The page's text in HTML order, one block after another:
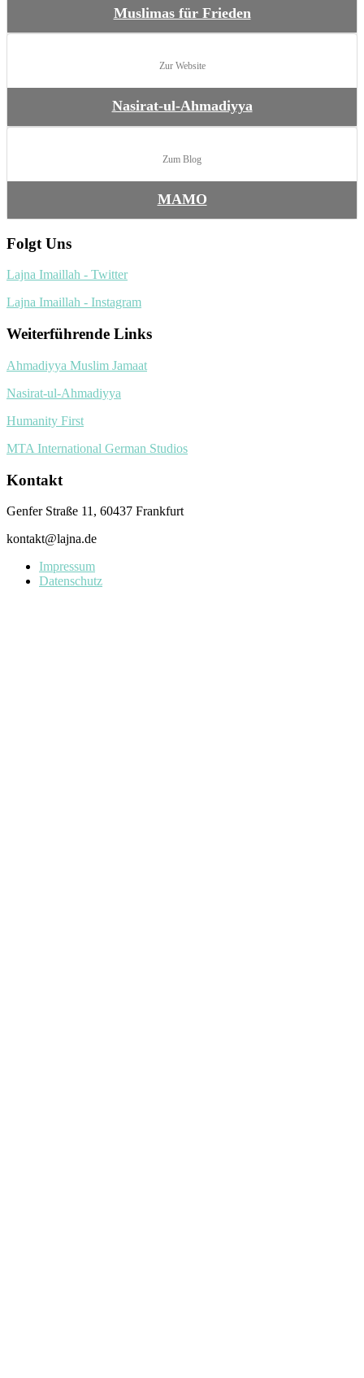
Muslimas für Frieden
Zur Website
Nasirat-ul-Ahmadiyya
Zum Blog
MAMO
Folgt Uns
Lajna Imaillah - Twitter
Lajna Imaillah - Instagram
Weiterführende Links
Ahmadiyya Muslim Jamaat
Nasirat-ul-Ahmadiyya
Humanity First
MTA International German Studios
Kontakt
Genfer Straße 11, 60437 Frankfurt
kontakt@lajna.de
Impressum
Datenschutz